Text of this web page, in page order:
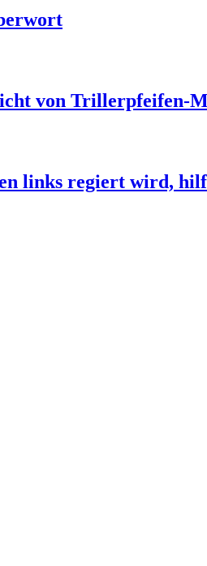
von Trillerpfeifen-
links regiert wird,